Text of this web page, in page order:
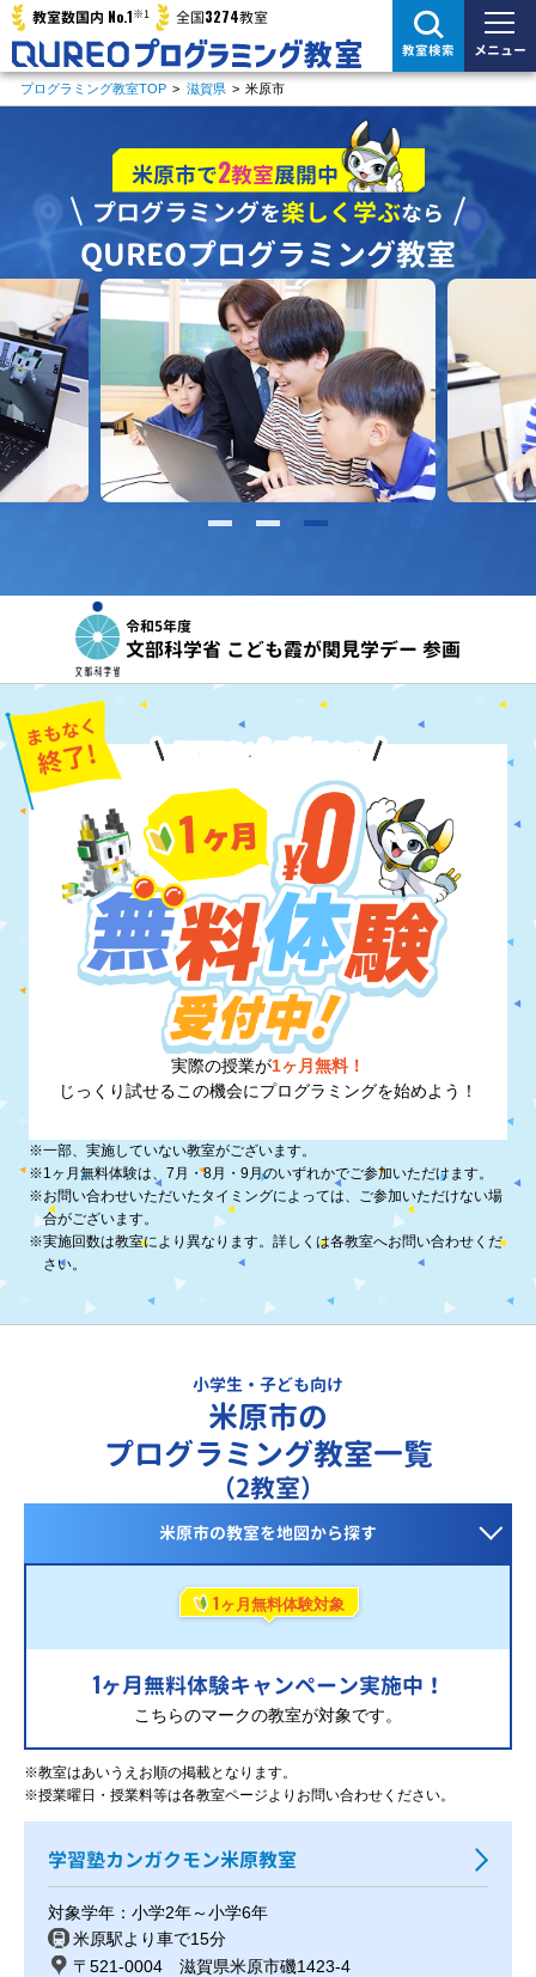
教室数国内 No.1※1 全国3274教室
教室検索 メニュー
プログラミング教室TOP > 滋賀県 > 米原市
米原市で2教室展開中
プログラミングを楽しく学ぶなら
QUREOプログラミング教室
令和5年度
文部科学省 こども霞が関見学デー 参画
期間限定！8月 31 まで
実際の授業が1ヶ月無料！
じっくり試せるこの機会にプログラミングを始めよう！
※一部、実施していない教室がございます。
※1ヶ月無料体験は、7月・8月・9月のいずれかでご参加いただけます。
※お問い合わせいただいたタイミングによっては、ご参加いただけない場
合がございます。
※実施回数は教室により異なります。詳しくは各教室へお問い合わせくだ
さい。
小学生・子ども向け
米原市の
プログラミング教室一覧
（2教室）
米原市の教室を地図から探す
1 ヶ月無料体験対象
1ヶ月無料体験キャンペーン実施中！
こちらのマークの教室が対象です。
※教室はあいうえお順の掲載となります。
※授業曜日・授業料等は各教室ページよりお問い合わせください。
学習塾カンガクモン米原教室
対象学年：小学2年～小学6年
米原駅より車で15分
〒521-0004 滋賀県米原市磯1423-4